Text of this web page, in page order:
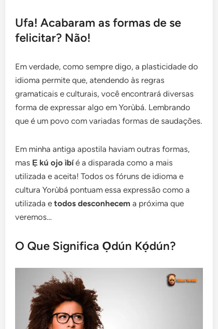
Ufa! Acabaram as formas de se
felicitar? Não!
Em verdade, como sempre digo, a plasticidade do
idioma permite que, atendendo às regras
gramaticais e culturais, você encontrará diversas
forma de expressar algo em Yorùbá. Lembrando
que é um povo com variadas formas de saudações.
Em minha antiga apostila haviam outras formas,
mas Ẹ kú ojo ìbíé a disparada como a mais
utilizada e aceita! Todos os fóruns de idioma e
cultura Yorùbá pontuam essa expressão como a
utilizada e todos desconhecem a próxima que
veremos…
O Que Significa Ọdún Kọ́dún?